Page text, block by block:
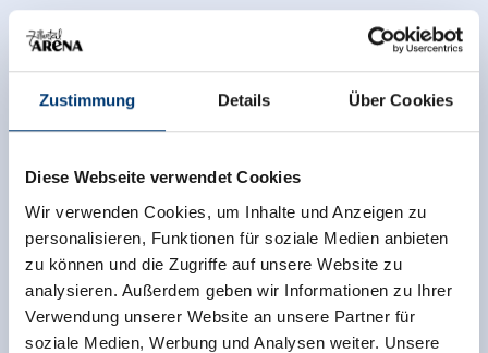
Zustimmung Details Über Cookies
Diese Webseite verwendet Cookies
Wir verwenden Cookies, um Inhalte und Anzeigen zu
personalisieren, Funktionen für soziale Medien anbieten
zu können und die Zugriffe auf unsere Website zu
analysieren. Außerdem geben wir Informationen zu Ihrer
Verwendung unserer Website an unsere Partner für
soziale Medien, Werbung und Analysen weiter. Unsere